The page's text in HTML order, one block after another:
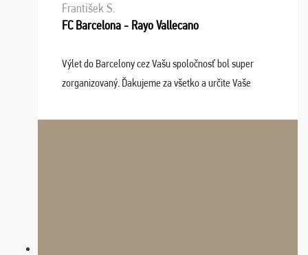
František S.
FC Barcelona - Rayo Vallecano
Výlet do Barcelony cez Vašu spoločnosť bol super
zorganizovaný. Ďakujeme za všetko a určite Vaše